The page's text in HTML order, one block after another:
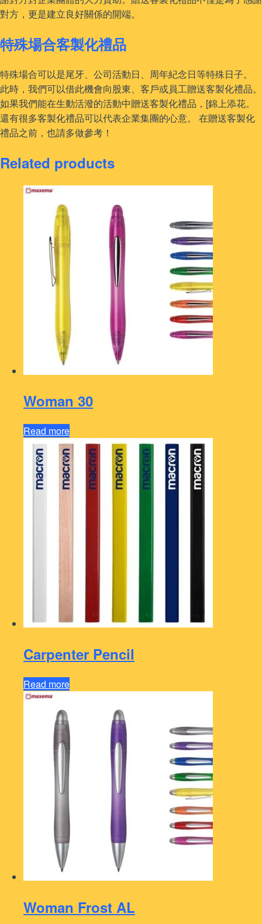
對方，更是建立良好關係的開端。
特殊場合客製化禮品
特殊場合可以是尾牙、公司活動日、周年紀念日等特殊日子。
此時，我們可以借此機會向股東、客戶或員工贈送客製化禮品。
如果我們能在生動活潑的活動中贈送客製化禮品，[錦上添花。
還有很多客製化禮品可以代表企業集團的心意。 在贈送客製化
禮品之前，也請多做參考！
Related products
Woman 30
Read more
Carpenter Pencil
Read more
Woman Frost AL